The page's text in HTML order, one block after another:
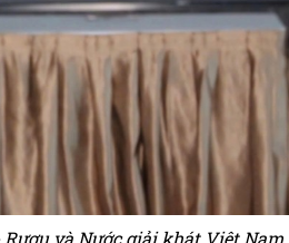
và Nước giải khát Việt Nam